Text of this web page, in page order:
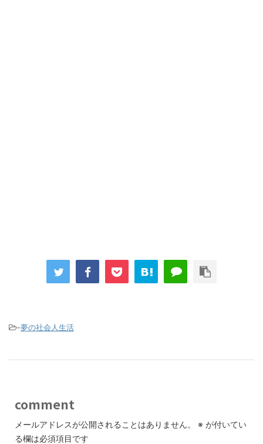
-夢の社会人生活
comment
メールアドレスが公開されることはありません。 ※ が付いてい
る欄は必須項目です